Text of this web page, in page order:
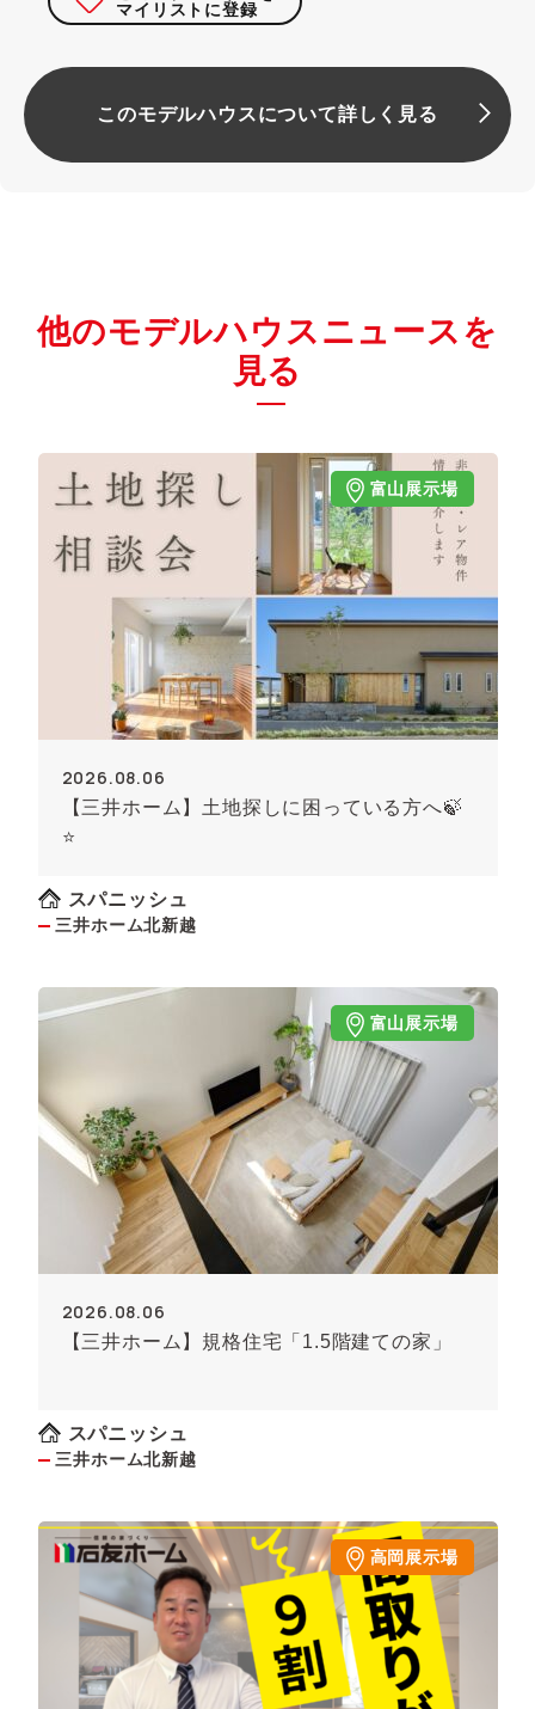
マイリストに登録
このモデルハウスについて詳しく見る
他のモデルハウスニュースを
見る
富山展示場
2026.08.06
【三井ホーム】土地探しに困っている方へ🍃
⭐
スパニッシュ
三井ホーム北新越
富山展示場
2026.08.06
【三井ホーム】規格住宅「1.5階建ての家」
スパニッシュ
三井ホーム北新越
高岡展示場